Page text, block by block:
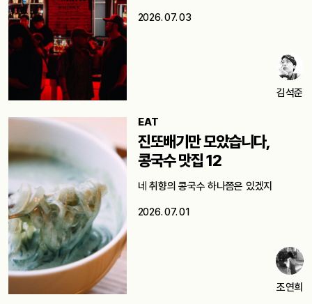
2026. 07. 03
김석준
EAT
진또배기만 모았습니다,
콩국수 맛집 12
네 취향의 콩국수 하나쯤은 있겠지
2026. 07. 01
조연희